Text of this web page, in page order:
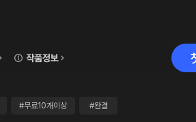
작품정보
#무료10개이상 #완결